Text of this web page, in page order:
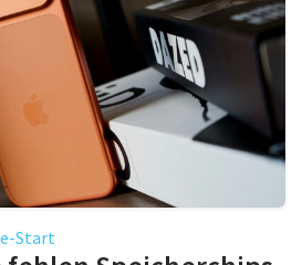
Start